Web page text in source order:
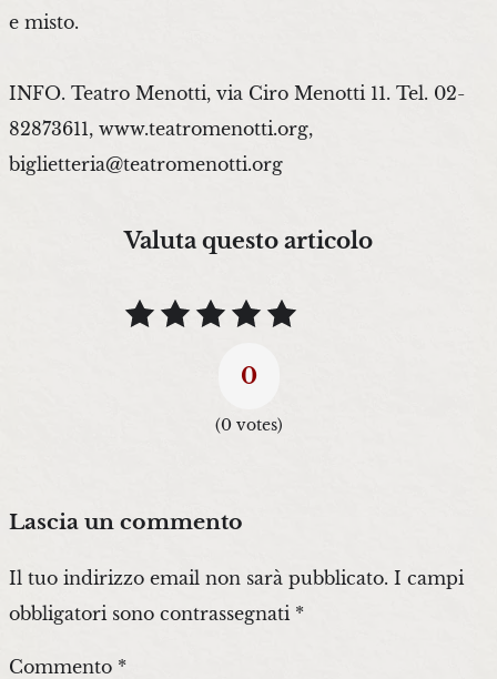
e misto.
INFO. Teatro Menotti, via Ciro Menotti 11. Tel. 02-
82873611, www.teatromenotti.org,
biglietteria@teatromenotti.org
Valuta questo articolo
0
(0votes)
Lascia un commento
Il tuo indirizzo email non sarà pubblicato. I campi
obbligatori sono contrassegnati *
Commento *